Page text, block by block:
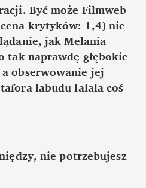
Być może Filmweb
krytyków: 1,4) nie
jak Melania
naprawdę głębokie
obserwowanie jej
labudu lalala coś
nie potrzebujesz